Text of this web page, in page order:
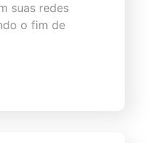
suas redes
o fim de